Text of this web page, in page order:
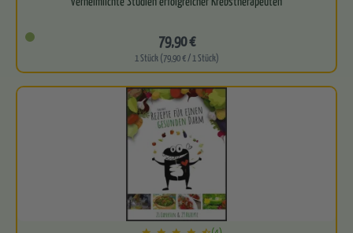
79,90 €
1 Stück (79,90 € / 1 Stück)